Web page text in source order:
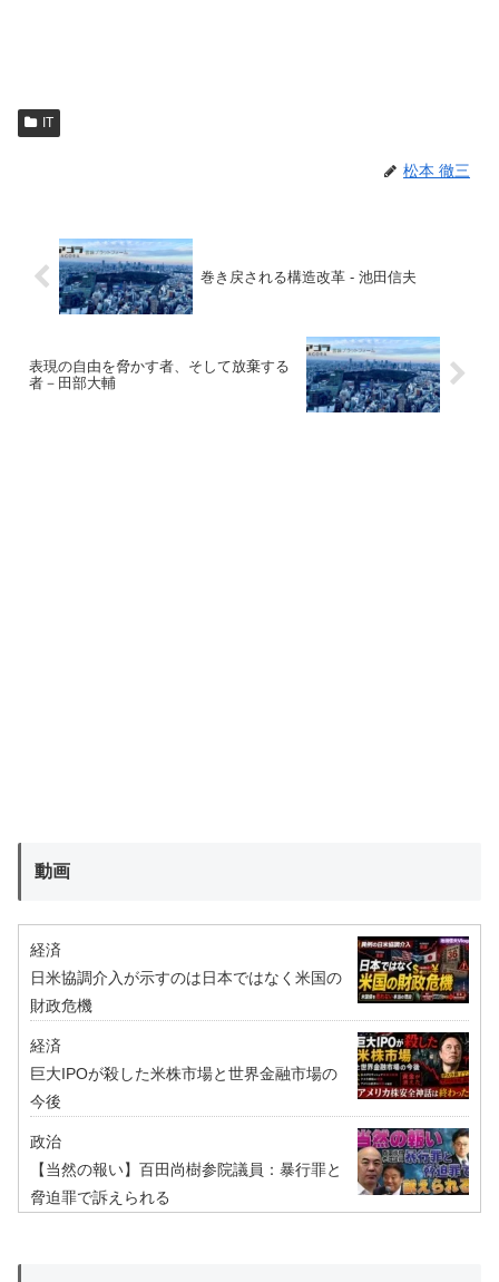
IT
松本 徹三
巻き戻される構造改革 - 池田信夫
表現の自由を脅かす者、そして放棄する
者－田部大輔
動画
経済
日米協調介入が示すのは日本ではなく米国の
財政危機
経済
巨大IPOが殺した米株市場と世界金融市場の
今後
政治
【当然の報い】百田尚樹参院議員：暴行罪と
脅迫罪で訴えられる